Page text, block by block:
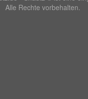
Alle Rechte vorbehalten.